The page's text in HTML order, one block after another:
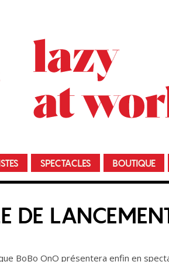
SPECTACLES BOUTIQUE
DE
BoBo OnO présentera enfin en